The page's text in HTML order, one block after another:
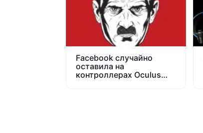
Facebook случайно
оставила на
контроллерах Oculus